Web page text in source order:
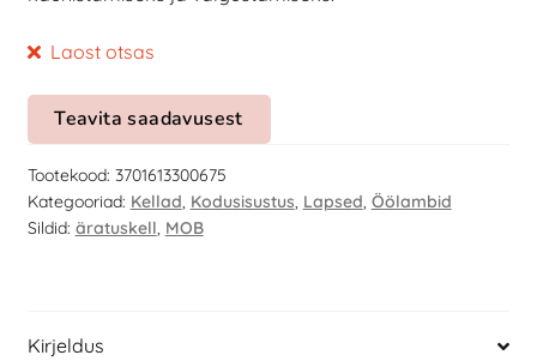
Laost otsas
Teavita saadavusest
Tootekood: 3701613300675
Kategooriad: Kellad, Kodusisustus, Lapsed, Öölambid
Sildid: äratuskell, MOB
Kirjeldus